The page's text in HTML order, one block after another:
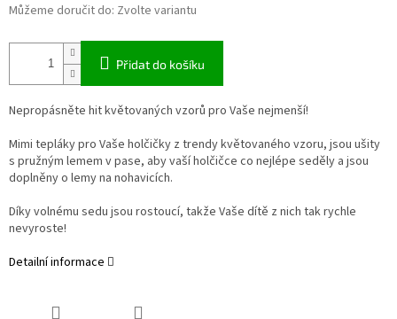
Můžeme doručit do: Zvolte variantu
Přidat do košíku
Nepropásněte hit květovaných vzorů pro Vaše nejmenší!
Mimi tepláky pro Vaše holčičky z trendy květovaného vzoru, jsou ušity
s pružným lemem v pase, aby vaší holčičce co nejlépe seděly a jsou
doplněny o lemy na nohavicích.
Díky volnému sedu jsou rostoucí, takže Vaše dítě z nich tak rychle
nevyroste!
Detailní informace